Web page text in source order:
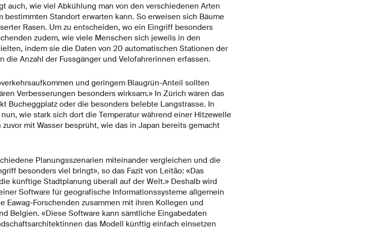
auch, wie viel Abkühlung man von den verschiedenen Arten
Standort erwarten kann. So erweisen sich Bäume
Rasen. Um zu entscheiden, wo ein Eingriff besonders
zudem, wie viele Menschen sich jeweils in den
indem sie die Daten von 20 automatischen Stationen der
die Anzahl der Fussgänger und Velofahrerinnen erfassen.
und geringem Blaugrün-Anteil sollten
Verbesserungen besonders wirksam.» In Zürich wären das
Bucheggplatz oder die besonders belebte Langstrasse. In
wie stark sich dort die Temperatur während einer Hitzewelle
mit Wasser besprüht, wie das in Japan bereits gemacht
Planungsszenarien miteinander vergleichen und die
besonders viel bringt», so das Fazit von Leitão: «Das
künftige Stadtplanung überall auf der Welt.» Deshalb wird
Software für geografische Informationssysteme allgemein
Eawag-Forschenden zusammen mit ihren Kollegen und
Belgien. «Diese Software kann sämtliche Eingabedaten
das Modell künftig einfach einsetzen